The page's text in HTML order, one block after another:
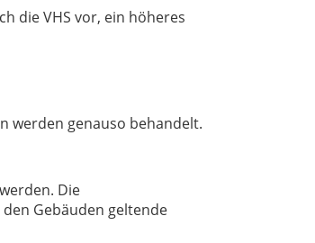
die VHS vor, ein höheres
werden genauso behandelt.
Die
Gebäuden geltende